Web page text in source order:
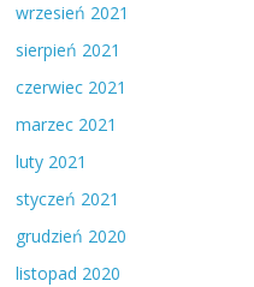
wrzesień 2021
sierpień 2021
czerwiec 2021
marzec 2021
luty 2021
styczeń 2021
grudzień 2020
listopad 2020